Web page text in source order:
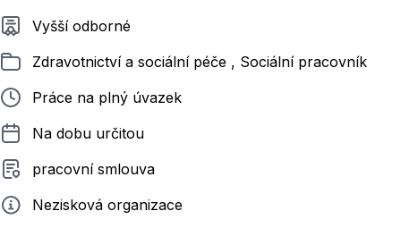
Požadované vzdělání
Vyšší odborné
ZařazenoZdravotnictví a sociální péče , Sociální pracovník
Typ pracovního poměru
Práce na plný úvazek
Délka pracovního poměru
Na dobu určitou
Typ smluvního vztahu
pracovní smlouva
ZadavatelNezisková organizace